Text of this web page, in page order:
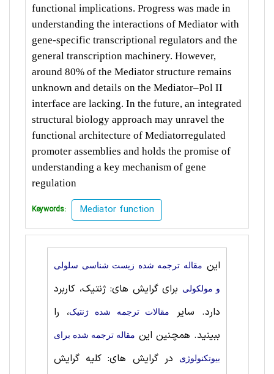
functional implications. Progress was made in
understanding the interactions of Mediator with
gene-specific transcriptional regulators and the
general transcription machinery. However,
around 80% of the Mediator structure remains
unknown and details on the Mediator–Pol II
interface are lacking. In the future, an integrated
structural biology approach may unravel the
functional architecture of Mediatorregulated
promoter assemblies and holds the promise of
understanding a key mechanism of gene
regulation
Keywords: Mediator function
این مقاله ترجمه شده زیست شناسی سلولی
و مولکولی برای گرایش های: ژنتیک، کاربرد
دارد. سایر
مقالات ترجمه شده ژنتیک، را
ببینید. همچنین این مقاله ترجمه شده برای
بيوتكنولوژی
در گرایش های: کلیه گرایش